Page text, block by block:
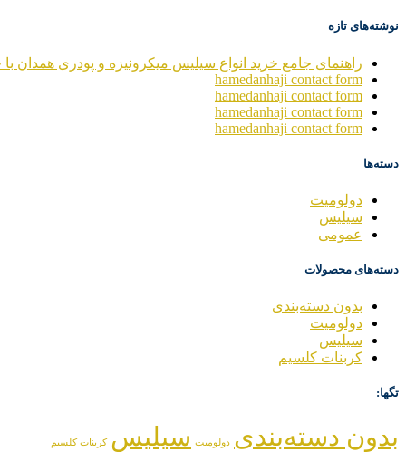
نوشته‌های تازه
راهنمای جامع خرید انواع سیلیس میکرونیزه و پودری همدان با
hamedanhaji contact form
hamedanhaji contact form
hamedanhaji contact form
hamedanhaji contact form
دسته‌ها
دولومیت
سیلیس
عمومی
دسته‌های محصولات
بدون دسته‌بندی
دولومیت
سیلیس
کربنات کلسیم
تگها:
بدون دسته‌بندی دولومیت سیلیس کربنات کلسیم